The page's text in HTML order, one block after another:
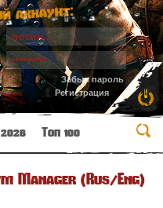
аккаунт:
Забыл пароль
Регистрация
Топ 100
Manager (Rus/Eng)